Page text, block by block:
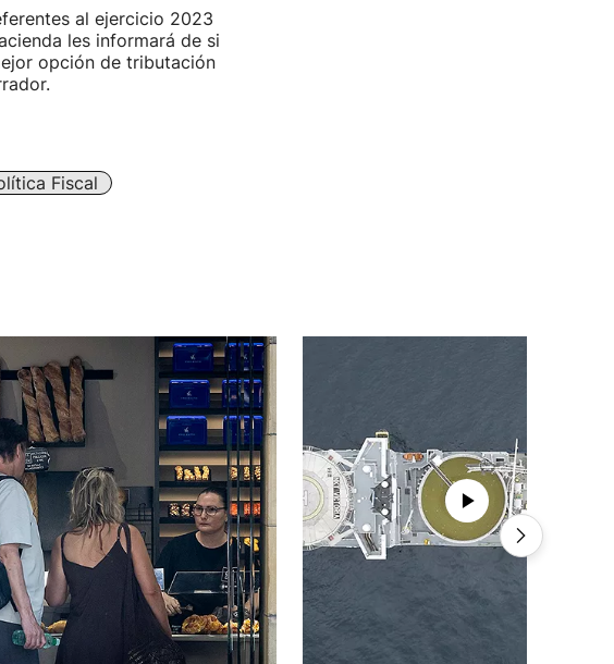
al ejercicio 2023
les informará de si
opción de tributación
Fiscal